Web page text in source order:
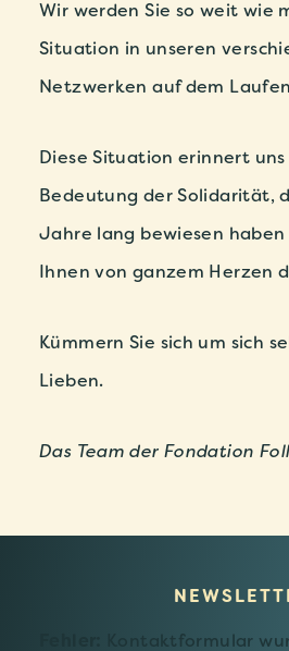
Wir werden Sie so weit wie
Situation in unseren
Netzwerken auf dem
Diese Situation erinnert uns
Bedeutung der Solidarität,
Jahre lang bewiesen
Ihnen von ganzem Herzen
Kümmern Sie sich um sich
Lieben.
Das Team der Fondation
Kontaktformular